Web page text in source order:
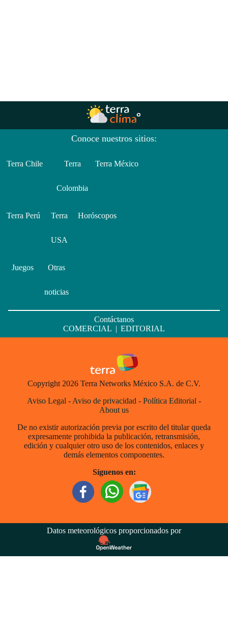
Conoce nuestros sitios:
Terra Chile Terra
Colombia
Terra México
Terra Perú Terra
USA
Horóscopos
Juegos Otras
noticias
Contáctanos
COMERCIAL
EDITORIAL
Copyright 2026 Terra Networks México S.A. de C.V.
Aviso Legal - Aviso de privacidad - Política Editorial -
About us
De no existir autorización previa por escrito del titular queda
expresamente prohibida la publicación, retransmisión,
edición y cualquier otro uso de los contenidos, enlaces y
demás elementos componentes.
Síguenos en:
Datos meteorológicos proporcionados por